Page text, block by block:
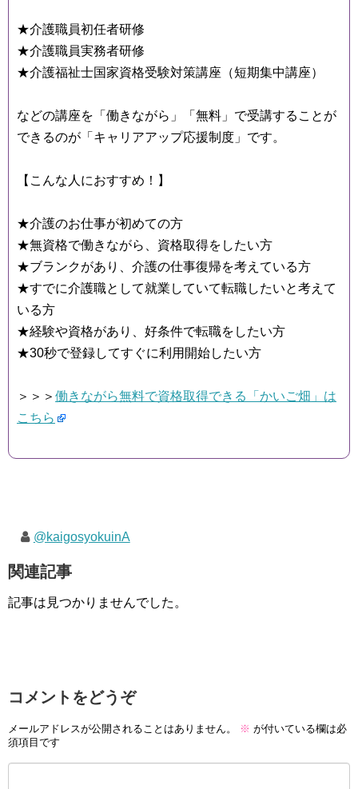
★介護職員初任者研修
★介護職員実務者研修
★介護福祉士国家資格受験対策講座（短期集中講座）
などの講座を「働きながら」「無料」で受講することが
できるのが「キャリアアップ応援制度」です。
【こんな人におすすめ！】
★介護のお仕事が初めての方
★無資格で働きながら、資格取得をしたい方
★ブランクがあり、介護の仕事復帰を考えている方
★すでに介護職として就業していて転職したいと考えて
いる方
★経験や資格があり、好条件で転職をしたい方
★30秒で登録してすぐに利用開始したい方
＞＞＞ 働きながら無料で資格取得できる「かいご畑」は
こちら
@kaigosyokuinA
関連記事
記事は見つかりませんでした。
コメントをどうぞ
メールアドレスが公開されることはありません。 ※ が付いている欄は必
須項目です